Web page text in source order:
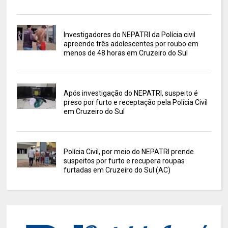
Investigadores do NEPATRI da Polícia civil
apreende três adolescentes por roubo em
menos de 48 horas em Cruzeiro do Sul
Após investigação do NEPATRI, suspeito é
preso por furto e receptação pela Polícia Civil
em Cruzeiro do Sul
Polícia Civil, por meio do NEPATRI prende
suspeitos por furto e recupera roupas
furtadas em Cruzeiro do Sul (AC)